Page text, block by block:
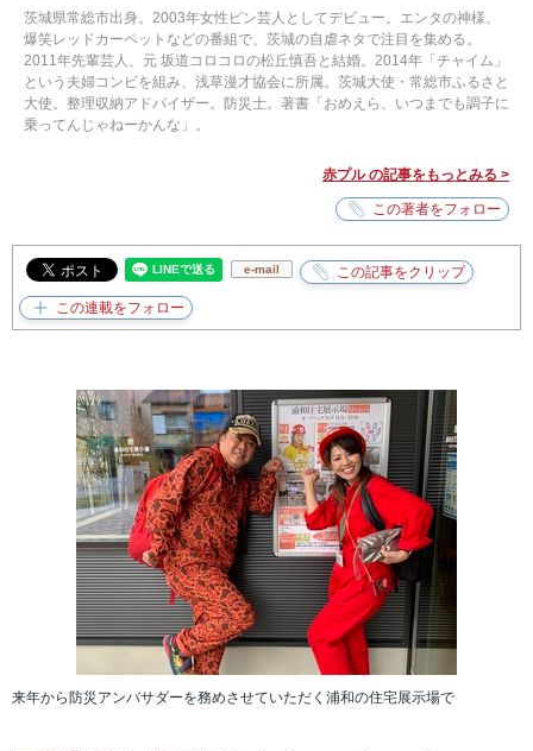
茨城県常総市出身。2003年女性ピン芸人としてデビュー。エンタの神様、
爆笑レッドカーペットなどの番組で、茨城の自虐ネタで注目を集める。
2011年先輩芸人、元 坂道コロコロの松丘慎吾と結婚。2014年「チャイム」
という夫婦コンビを組み、浅草漫才協会に所属。茨城大使・常総市ふるさと
大使。整理収納アドバイザー。防災士。著書「おめえら、いつまでも調子に
乗ってんじゃねーかんな」。
赤プル の記事をもっとみる >
e-mail
来年から防災アンバサダーを務めさせていただく浦和の住宅展示場で